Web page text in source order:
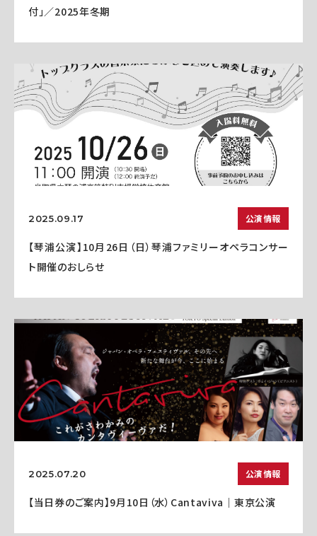
付」／2025年冬期
2025.09.17 公演情報
【琴浦公演】10月26日（日）琴浦ファミリーオペラコンサー
ト開催のおしらせ
2025.07.20 公演情報
【当日券のご案内】9月10日（水）Cantaviva｜東京公演